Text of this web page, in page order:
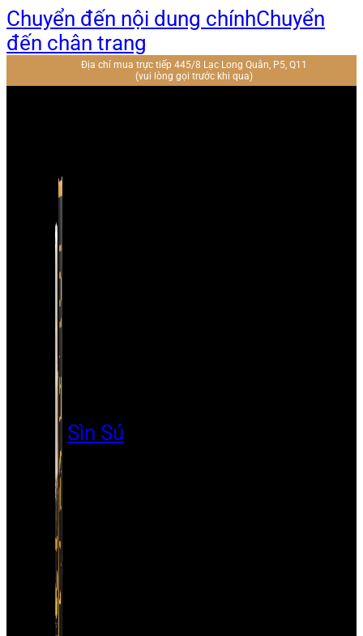
Chuyển đến nội dung chínhChuyển
đến chân trang
Địa chỉ mua trực tiếp 445/8 Lạc Long Quân, P5, Q11
(vui lòng gọi trước khi qua)
Sìn Sú